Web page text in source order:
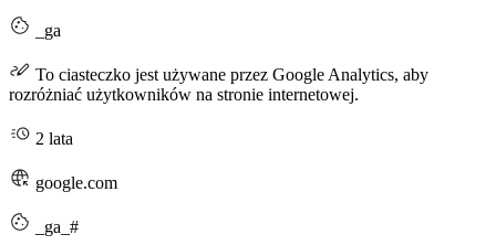
_ga
To ciasteczko jest używane przez Google Analytics, aby
rozróżniać użytkowników na stronie internetowej.
2 lata
google.com
_ga_#